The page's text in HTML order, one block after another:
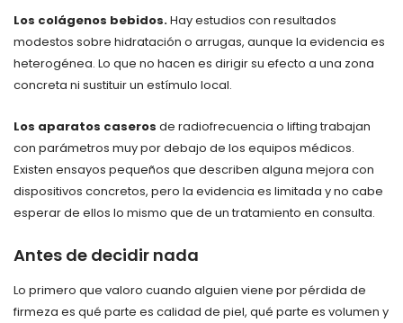
Los colágenos bebidos.Hay estudios con resultados
modestos sobre hidratación o arrugas, aunque la evidencia es
heterogénea. Lo que no hacen es dirigir su efecto a una zona
concreta ni sustituir un estímulo local.
Los aparatos caseros de radiofrecuencia o lifting trabajan
con parámetros muy por debajo de los equipos médicos.
Existen ensayos pequeños que describen alguna mejora con
dispositivos concretos, pero la evidencia es limitada y no cabe
esperar de ellos lo mismo que de un tratamiento en consulta.
Antes de decidir nada
Lo primero que valoro cuando alguien viene por pérdida de
firmeza es qué parte es calidad de piel, qué parte es volumen y